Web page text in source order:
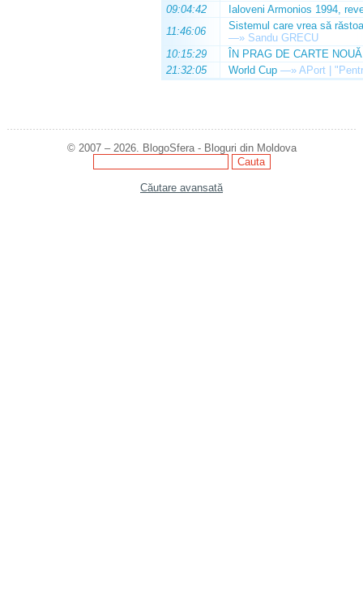
09:04:42
Ialoveni Armonios 1994,
11:46:06
Sistemul care vrea să
—» Sandu GRECU
10:15:29
ÎN PRAG DE CARTE NOUĂ
21:32:05
World Cup —» APort |
© 2007 – 2026. BlogoSfera - Bloguri din Moldova
Căutare avansată